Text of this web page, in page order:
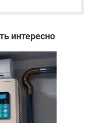
интересно